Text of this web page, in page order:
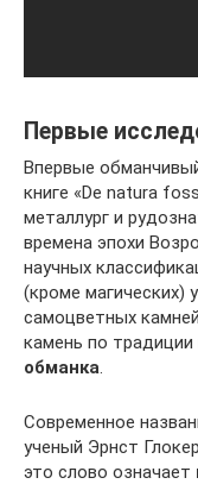
Первые
Впервые
книге «De natura
металлург и
времена эпохи
научных
(кроме магических)
самоцветных
камень по традиции
обманка
Современное
ученый Эрнст
это слово означает